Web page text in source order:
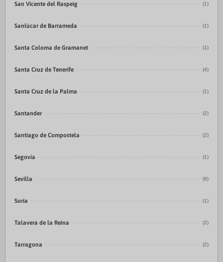
San Vicente del Raspeig (1)
Sanlúcar de Barrameda (1)
Santa Coloma de Gramanet (1)
Santa Cruz de Tenerife (4)
Santa Cruz de la Palma (1)
Santander (2)
Santiago de Compostela (2)
Segovia (1)
Sevilla (9)
Soria (1)
Talavera de la Reina (2)
Tarragona (2)